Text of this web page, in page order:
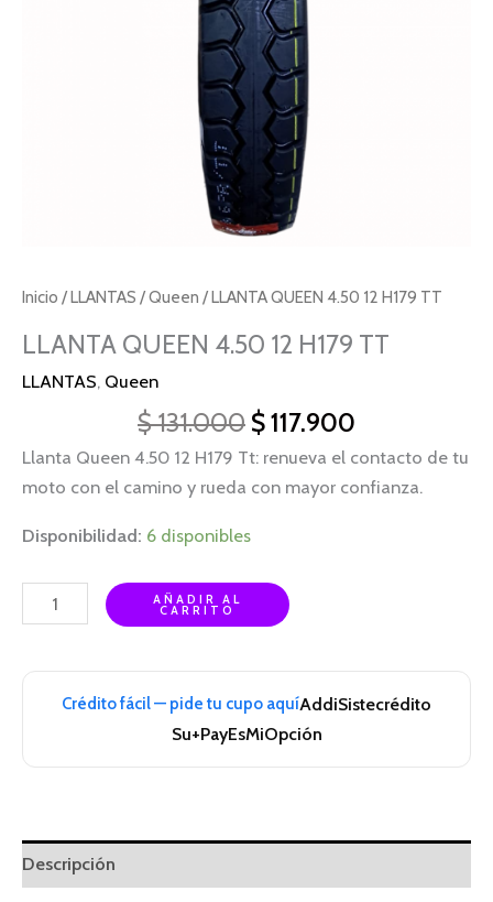
Inicio /LLANTAS /Queen / LLANTA QUEEN 4.50 12 H179 TT
LLANTA QUEEN 4.50 12 H179 TT
LLANTAS, Queen
$131.000 $117.900
Llanta Queen 4.50 12 H179 Tt: renueva el contacto de tu
moto con el camino y rueda con mayor confianza.
Disponibilidad: 6 disponibles
AÑADIR AL
CARRITO
Crédito fácil — pide tu cupo aquíAddiSistecrédito
Su+PayEsMiOpción
Descripción